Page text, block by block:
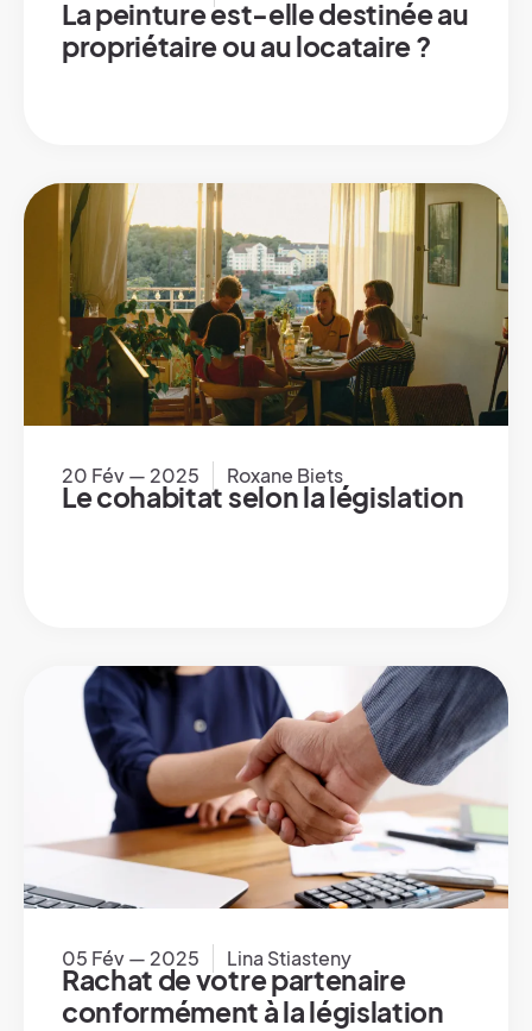
La peinture est-elle destinée au
propriétaire ou au locataire ?
20 Fév — 2025 Roxane Biets
Le cohabitat selon la législation
05 Fév — 2025 Lina Stiasteny
Rachat de votre partenaire
conformément à la législation